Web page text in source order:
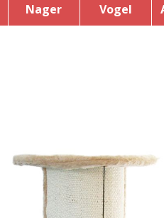
Nager Vogel